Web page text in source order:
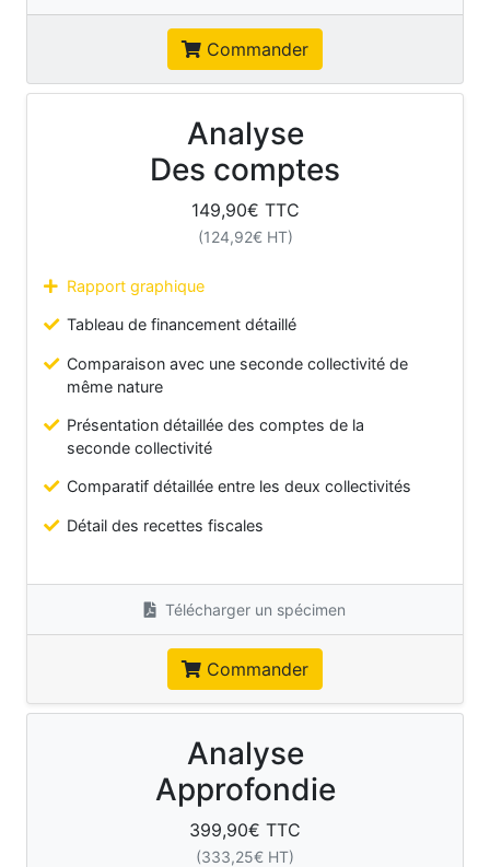
Commander
Analyse
Des comptes
149,90€ TTC
(124,92€ HT)
Rapport graphique
Tableau de financement détaillé
Comparaison avec une seconde collectivité de
même nature
Présentation détaillée des comptes de la
seconde collectivité
Comparatif détaillée entre les deux collectivités
Détail des recettes fiscales
Télécharger un spécimen
Commander
Analyse
Approfondie
399,90€ TTC
(333,25€ HT)